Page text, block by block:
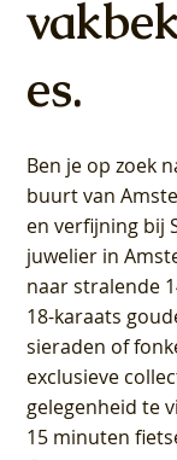
es.
Ben je op zoek
buurt van
en verfijning bij
juwelier in
naar stralende
18-karaats
sieraden of
exclusieve
gelegenheid te
15 minuten